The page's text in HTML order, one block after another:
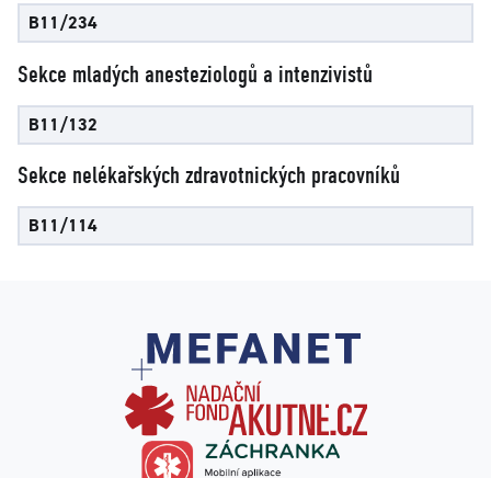
B11/234
Sekce mladých anesteziologů a intenzivistů
B11/132
Sekce nelékařských zdravotnických pracovníků
B11/114